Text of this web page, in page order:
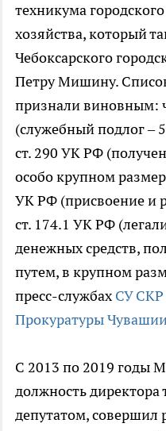
техникума
хозяйства, который
Чебоксарского
Петру Мишину.
признали виновным:
(служебный подлог –
ст. 290 УК РФ
особо крупном
УК РФ (присвоение и
ст. 174.1 УК РФ
денежных средств,
путем, в крупном
пресс-службах СУ
Прокуратуры
С 2013 по 2019 годы
должность директора
депутатом, совершил